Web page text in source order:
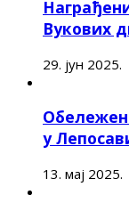
Вукових
29. јун 2025.
у
13. мај 2025.